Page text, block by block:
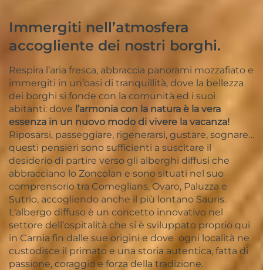
Immergiti nell’atmosfera
accogliente dei nostri borghi.
Respira l’aria fresca, abbraccia panorami mozzafiato e
immergiti in un’oasi di tranquillità, dove la bellezza
dei borghi si fonde con la comunità ed i suoi
abitanti: dove l’armonia con la natura è la vera
essenza in un nuovo modo di vivere la vacanza!
Riposarsi, passeggiare, rigenerarsi, gustare, sognare…
questi pensieri sono sufficienti a suscitare il
desiderio di partire verso gli alberghi diffusi che
abbracciano lo Zoncolan e sono situati nel suo
comprensorio tra Comeglians, Ovaro, Paluzza e
Sutrio, accogliendo anche il più lontano Sauris.
L'albergo diffuso è un concetto innovativo nel
settore dell’ospitalità che si è sviluppato proprio qui
in Carnia fin dalle sue origini e dove ogni località ne
custodisce il primato e una storia autentica, fatta di
passione, coraggio e forza della tradizione.